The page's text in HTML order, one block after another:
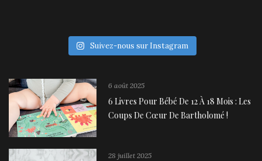
Suivez-nous sur Instagram
6 août 2025
6 Livres Pour Bébé De 12 À 18 Mois : Les
Coups De Cœur De Bartholomé !
28 juillet 2025